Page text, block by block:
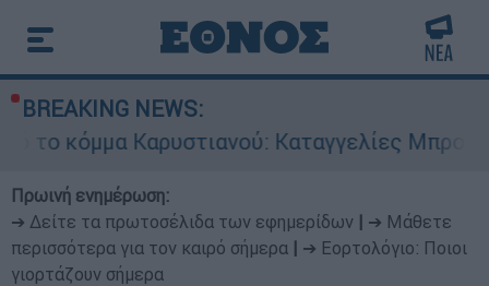
BREAKING NEWS:
Καταγγελίες Μπρουτζάκη για
Πρωινή ενημέρωση:
➔ Δείτε τα πρωτοσέλιδα των εφημερίδων
➔ Μάθετε
περισσότερα για τον καιρό σήμερα
➔ Εορτολόγιο: Ποιοι
γιορτάζουν σήμερα